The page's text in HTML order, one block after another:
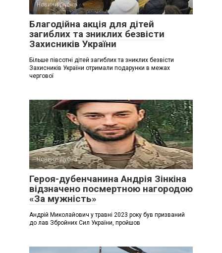
Новини Дубна
Благодійна акція для дітей
загиблих та зниклих безвісти
Захисників України
Більше півсотні дітей загиблих та зниклих безвісти
Захисників України отримали подарунки в межах
чергової
Новини Дубна
Героя-дубенчанина Андрія Зінкіна
відзначено посмертною нагородою
«За мужність»
Андрій Миколайович у травні 2023 року був призваний
до лав Збройних Сил України, пройшов